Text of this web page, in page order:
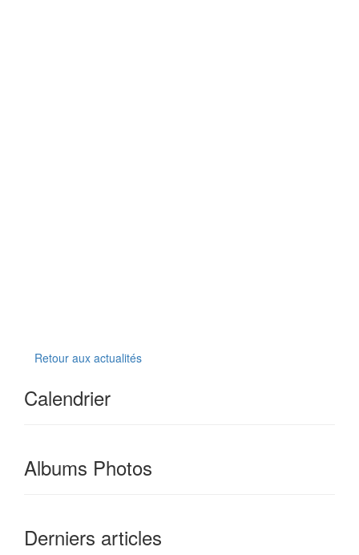
Retour aux actualités
Calendrier
Albums Photos
Derniers articles